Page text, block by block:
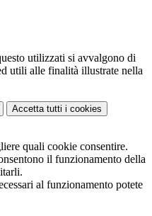
utilizzati si avvalgono di
utili alle finalità illustrate nella
Accetta tutti i cookies
quali cookie consentire.
il funzionamento della
al funzionamento potete